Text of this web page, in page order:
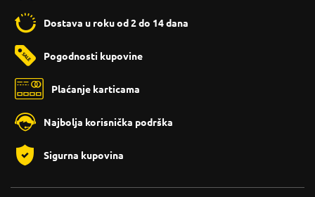
Dostava u roku od 2 do 14 dana
Pogodnosti kupovine
Plaćanje karticama
Najbolja korisnička podrška
Sigurna kupovina